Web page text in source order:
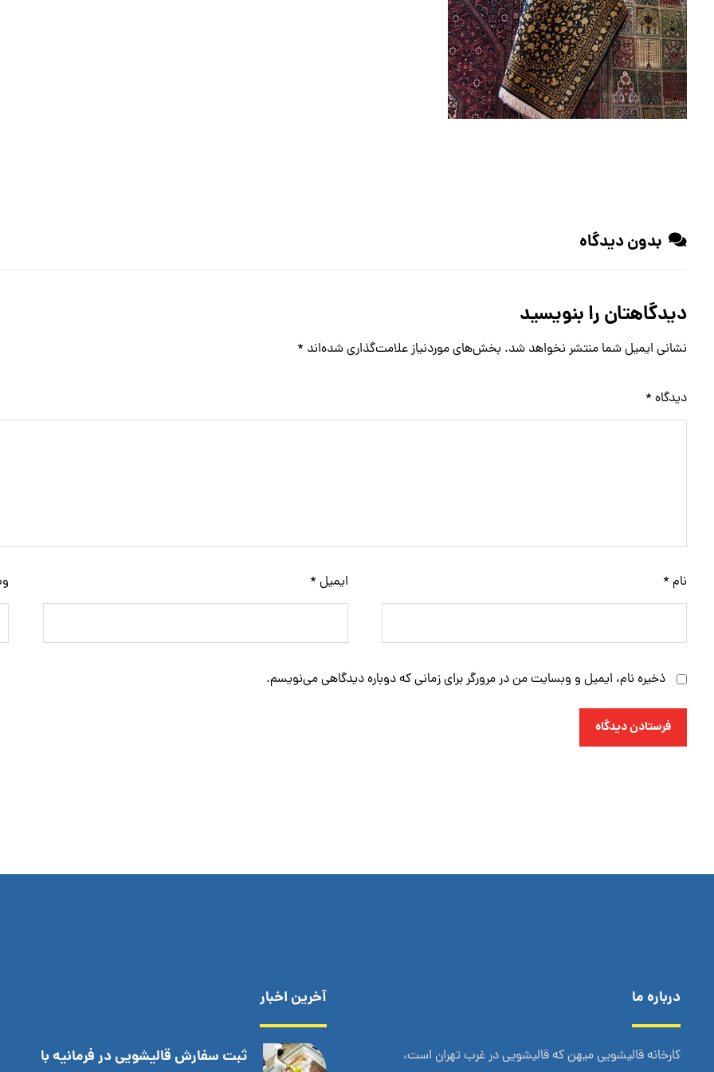
بدون دیدگاه
دیدگاهتان را بنویسید
نشانی ایمیل شما منتشر نخواهد شد. بخش‌های موردنیاز علامت‌گذاری شده‌اند *
دیدگاه *
نام * ایمیل *
ذخیره نام، ایمیل و وبسایت من در مرورگر برای زمانی که دوباره دیدگاهی می‌نویسم.
فرستادن دیدگاه
درباره ما
کارخانه قالیشویی میهن که قالیشویی در غرب تهران است،
آخرین اخبار
ثبت سفارش قالیشویی در فرمانیه با